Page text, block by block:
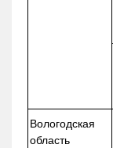
Вологодская
область